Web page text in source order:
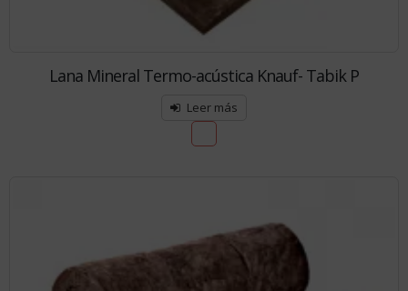
Lana Mineral Termo-acústica Knauf- Tabik P
Leer más